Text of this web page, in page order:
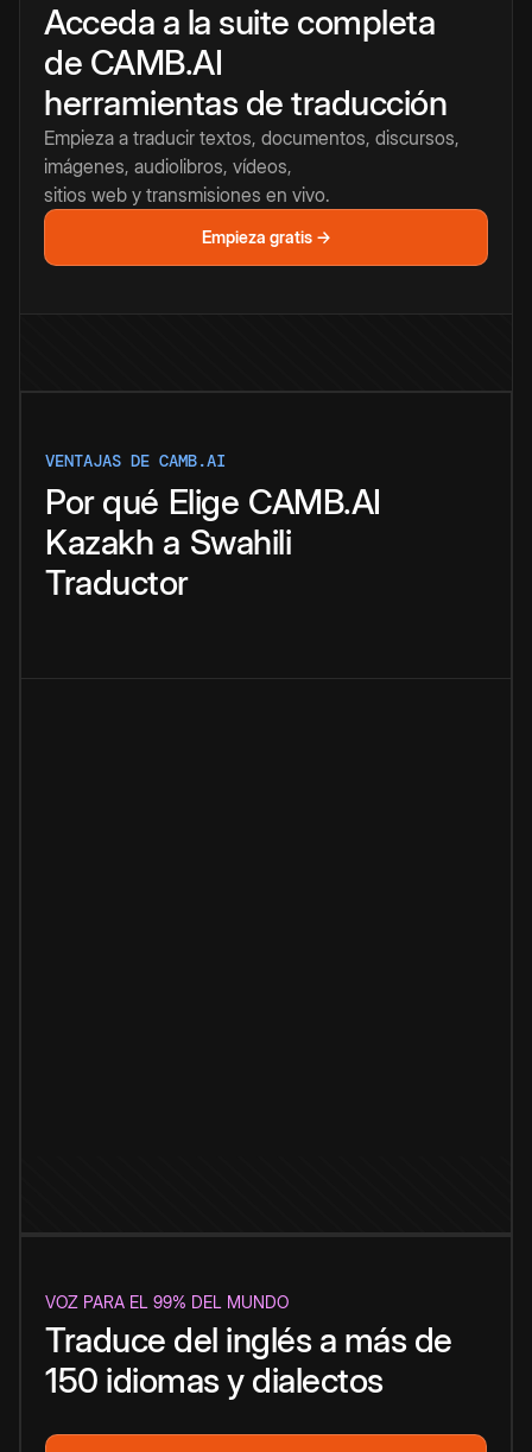
Acceda a la suite completa
de CAMB.AI
herramientas de traducción
Empieza a traducir textos, documentos, discursos,
imágenes, audiolibros, vídeos,
sitios web y transmisiones en vivo.
Empieza gratis →
VENTAJAS DE CAMB.AI
Por qué Elige CAMB.AI
Kazakh a Swahili
Traductor
VOZ PARA EL 99% DEL MUNDO
Traduce del inglés a más de
150 idiomas y dialectos